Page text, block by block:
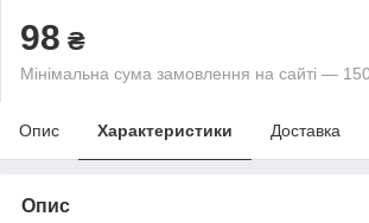
98 ₴
Мінімальна сума замовлення на сайті —
Опис Характеристики Доставка
Опис